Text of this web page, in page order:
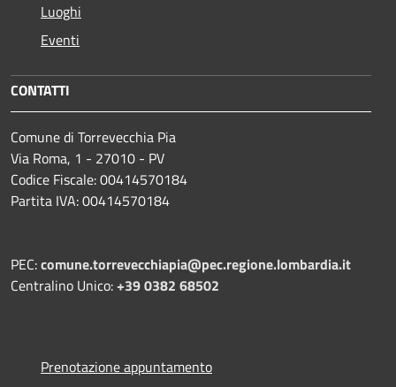
Luoghi
Eventi
CONTATTI
Comune di Torrevecchia Pia
Via Roma, 1 - 27010 - PV
Codice Fiscale: 00414570184
Partita IVA: 00414570184
PEC:comune.torrevecchiapia@pec.regione.lombardia.it
Centralino Unico:+39 0382 68502
Prenotazione appuntamento